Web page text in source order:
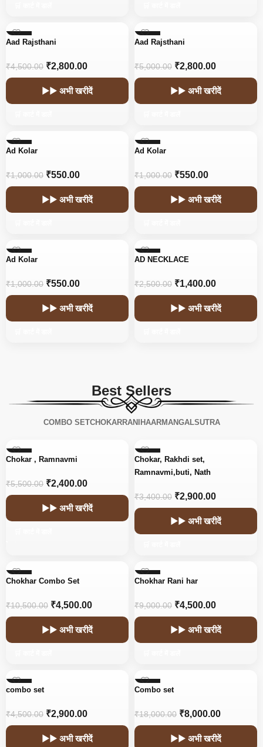
-38%
Aad Rajsthani
₹4,500.00 ₹2,800.00
▶▶ अभी खरीदें
-44%
Aad Rajsthani
₹5,000.00 ₹2,800.00
▶▶ अभी खरीदें
-45%
Ad Kolar
₹1,000.00 ₹550.00
▶▶ अभी खरीदें
-45%
Ad Kolar
₹1,000.00 ₹550.00
▶▶ अभी खरीदें
-45%
Ad Kolar
₹1,000.00 ₹550.00
▶▶ अभी खरीदें
-44%
AD NECKLACE
₹2,500.00 ₹1,400.00
▶▶ अभी खरीदें
Best Sellers
COMBO SETCHOKARRANIHAARMANGALSUTRA
-56%
Chokar , Ramnavmi
₹5,500.00 ₹2,400.00
▶▶ अभी खरीदें
-15%
Chokar, Rakhdi set,
Ramnavmi,buti, Nath
₹3,400.00 ₹2,900.00
▶▶ अभी खरीदें
-57%
Chokhar Combo Set
₹10,500.00 ₹4,500.00
▶▶ अभी खरीदें
-50%
Chokhar Rani har
₹9,000.00 ₹4,500.00
▶▶ अभी खरीदें
-36%
combo set
₹4,500.00 ₹2,900.00
▶▶ अभी खरीदें
-56%
Combo set
₹18,000.00 ₹8,000.00
▶▶ अभी खरीदें